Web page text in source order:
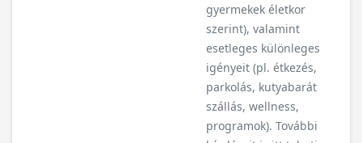
gyermekek életkor
szerint), valamint
esetleges különleges
igényeit (pl. étkezés,
parkolás, kutyabarát
szállás, wellness,
programok). További